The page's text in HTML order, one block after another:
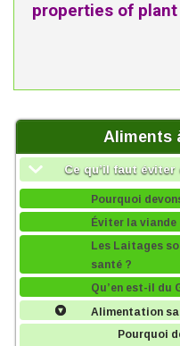
properties of
Aliments
Ce qu’il faut éviter
Pourquoi
Éviter la
Les Laitages
santé ?
Qu’en est-il du
Alimentation
Pourquoi